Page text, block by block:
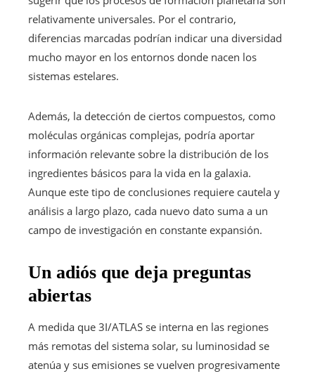
relativamente universales. Por el contrario,
diferencias marcadas podrían indicar una diversidad
mucho mayor en los entornos donde nacen los
sistemas estelares.
Además, la detección de ciertos compuestos, como
moléculas orgánicas complejas, podría aportar
información relevante sobre la distribución de los
ingredientes básicos para la vida en la galaxia.
Aunque este tipo de conclusiones requiere cautela y
análisis a largo plazo, cada nuevo dato suma a un
campo de investigación en constante expansión.
Un adiós que deja preguntas
abiertas
A medida que 3I/ATLAS se interna en las regiones
más remotas del sistema solar, su luminosidad se
atenúa y sus emisiones se vuelven progresivamente